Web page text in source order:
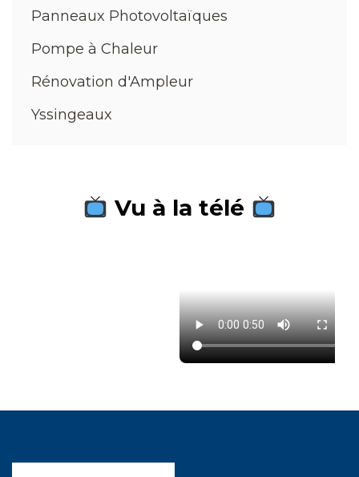
Panneaux Photovoltaïques
Pompe à Chaleur
Rénovation d'Ampleur
Yssingeaux
Vu à la télé